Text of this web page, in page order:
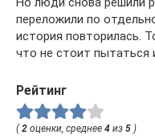
переложили по
история повторилась.
что не стоит пытаться
Рейтинг
(2 оценки, среднее 4 из 5 )